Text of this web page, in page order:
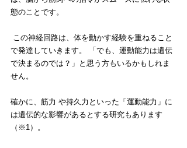
態のことです。
で発達していきます。 「でも、運動能力は遺伝
で決まるのでは？」と思う方もいるかもしれま
せん。
確かに、筋力 や持久力といった「運動能力」に
は遺伝的な影響があるとする研究もあります
（※1）。